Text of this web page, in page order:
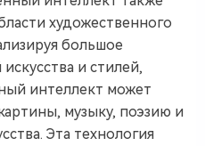
художественного
большое
и стилей,
интеллект может
музыку, поэзию и
Эта технология